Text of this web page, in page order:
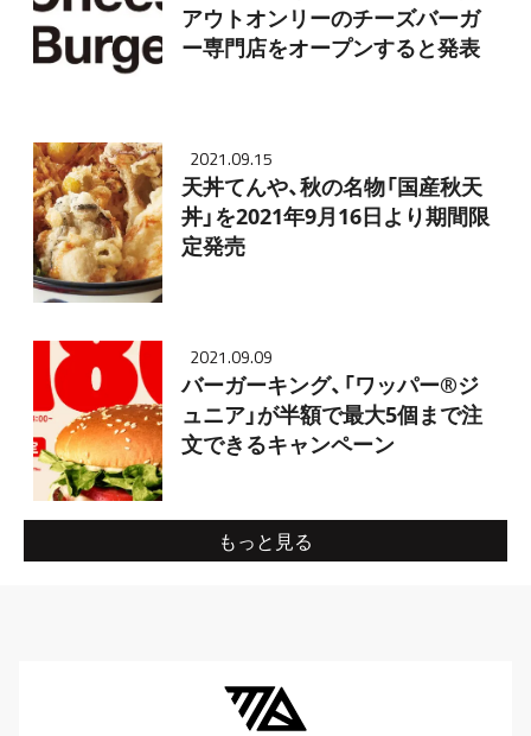
アウトオンリーのチーズバーガ
ー専門店をオープンすると発表
2021.09.15
天丼てんや、秋の名物「国産秋天
丼」を2021年9月16日より期間限
定発売
2021.09.09
バーガーキング、「ワッパー®ジ
ュニア」が半額で最大5個まで注
文できるキャンペーン
もっと見る